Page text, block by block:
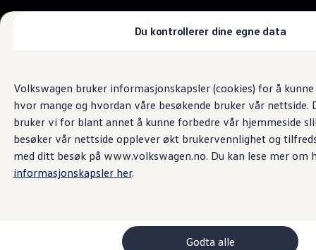
Du kontrollerer dine egne data
Volkswagen bruker informasjonskapsler (cookies) for å
hvor mange og hvordan våre besøkende bruker vår nettside.
bruker vi for blant annet å kunne forbedre vår hjemmeside
besøker vår nettside opplever økt brukervennlighet og
med ditt besøk på www.volkswagen.no. Du kan lese mer om
informasjonskapsler her.
Godta alle
hovedinnhold
til
footer
ID. Buzz GTX Lang Varebil
Kampanjer
ID. Polo
ID.3
ID.3 Neo
ID.4
ID.7 Tourer
Våre varebiler
Prislister
Møller Bil Lillehammer
4.8|824 kundeanmeldelser